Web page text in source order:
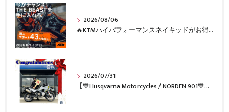
2026/08/06
🔥KTMハイパフォーマンスネイキッドがお得に手に入るチャンス🔥
2026/07/31
【💙Husqvarna Motorcycles / NORDEN 901💙】 ご納車おめでとうございます🎉✨